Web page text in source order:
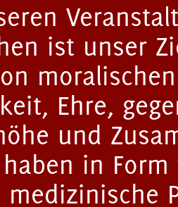
ist unser
Ehre,
und
in
medizinische